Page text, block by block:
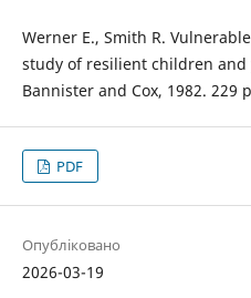
Werner E., Smith R.
study of resilient children and
Bannister and Cox, 1982. 229
PDF
Опубліковано
2026-03-19